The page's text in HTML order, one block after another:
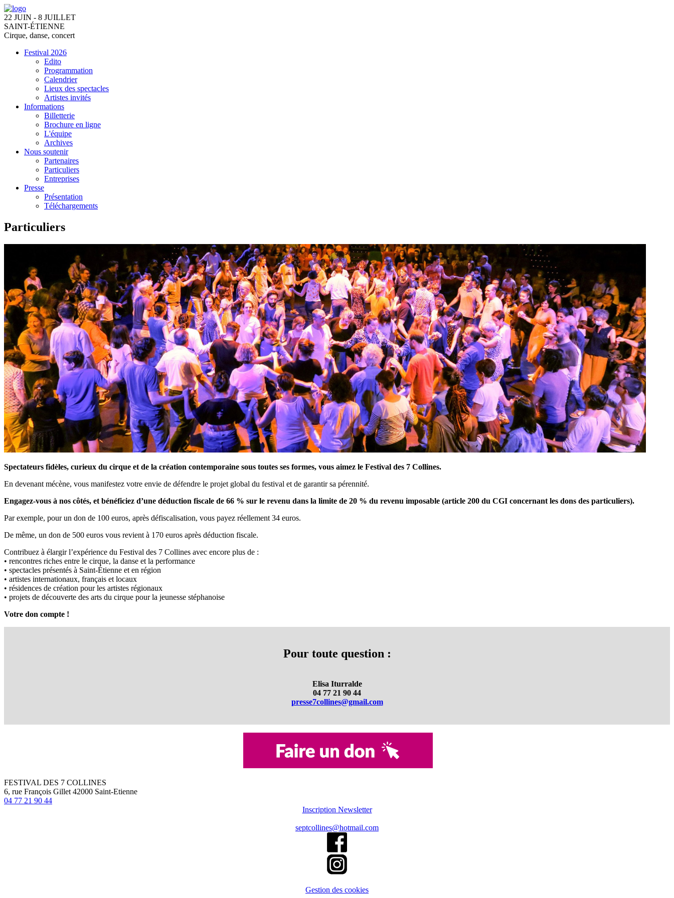
22 JUIN - 8 JUILLET
SAINT-ÉTIENNE
Cirque, danse, concert
Festival 2026
Edito
Programmation
Calendrier
Lieux des spectacles
Artistes invités
Informations
Billetterie
Brochure en ligne
L'équipe
Archives
Nous soutenir
Partenaires
Particuliers
Entreprises
Presse
Présentation
Téléchargements
Particuliers
Spectateurs fidèles, curieux du cirque et de la création contemporaine sous toutes ses formes, vous aimez le Festival des 7 Collines.
En devenant mécène, vous manifestez votre envie de défendre le projet global du festival et de garantir sa pérennité.
Engagez-vous à nos côtés, et bénéficiez d’une déduction fiscale de 66 % sur le revenu dans la limite de 20 % du revenu imposable (article 200 du CGI concernant les dons des particuliers).
Par exemple, pour un don de 100 euros, après défiscalisation, vous payez réellement 34 euros.
De même, un don de 500 euros vous revient à 170 euros après déduction fiscale.
Contribuez à élargir l’expérience du Festival des 7 Collines avec encore plus de :
• rencontres riches entre le cirque, la danse et la performance
• spectacles présentés à Saint-Étienne et en région
• artistes internationaux, français et locaux
• résidences de création pour les artistes régionaux
• projets de découverte des arts du cirque pour la jeunesse stéphanoise
Votre don compte !
Pour toute question :
Elisa Iturralde
04 77 21 90 44
presse7collines@gmail.com
FESTIVAL DES 7 COLLINES
6, rue François Gillet 42000 Saint-Etienne
04 77 21 90 44
Inscription Newsletter
septcollines@hotmail.com
Gestion des cookies